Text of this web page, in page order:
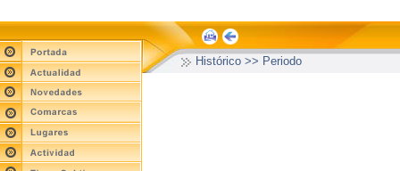
Histórico >> Periodo